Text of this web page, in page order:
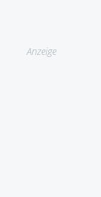
Anzeige